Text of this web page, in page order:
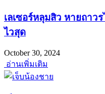
เลเซอร์หลุมสิว หายถาว
ไวสุด
October 30, 2024
อ่านเพิ่มเติม